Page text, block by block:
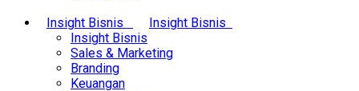
Insight Bisnis
Insight Bisnis
Insight Bisnis
Sales & Marketing
Branding
Keuangan